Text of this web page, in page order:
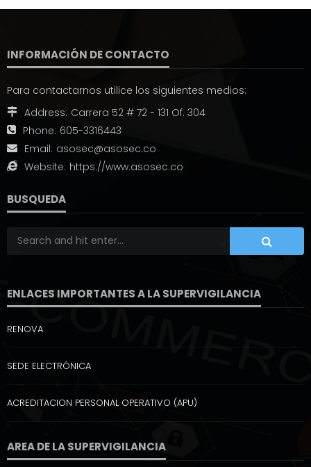
INFORMACIÓN DE CONTACTO
Para contactarnos utilice los siguientes medios:
Address: Carrera 52 # 72 - 131 Of. 304
Phone: 605-3316443
Email: asosec@asosec.co
Website: https://www.asosec.co
BUSQUEDA
ENLACES IMPORTANTES A LA SUPERVIGILANCIA
RENOVA
SEDE ELECTRÓNICA
ACREDITACION PERSONAL OPERATIVO (APU)
AREA DE LA SUPERVIGILANCIA